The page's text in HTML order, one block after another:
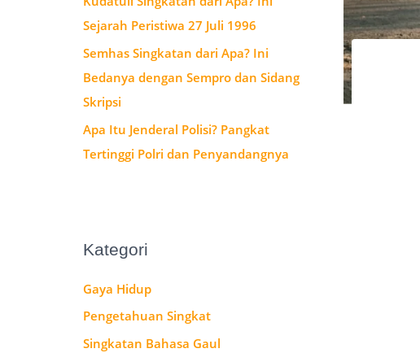
Sejarah Peristiwa 27 Juli 1996
Semhas Singkatan dari Apa? Ini
Bedanya dengan Sempro dan Sidang
Skripsi
Apa Itu Jenderal Polisi? Pangkat
Tertinggi Polri dan Penyandangnya
Kategori
Gaya Hidup
Pengetahuan Singkat
Singkatan Bahasa Gaul